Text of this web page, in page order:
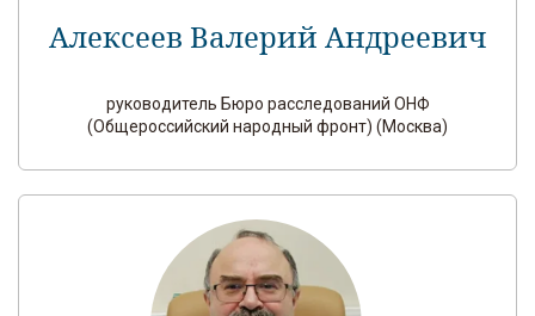
Алексеев Валерий Андреевич
руководитель Бюро расследований ОНФ
(Общероссийский народный фронт) (Москва)